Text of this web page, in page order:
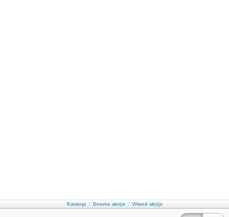
Katalogi / Dnevne akcije / Vikend akcije